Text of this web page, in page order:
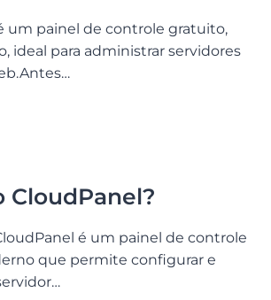
um painel de controle gratuito,
ideal para administrar servidores
CloudPanel?
é um painel de controle
que permite configurar e